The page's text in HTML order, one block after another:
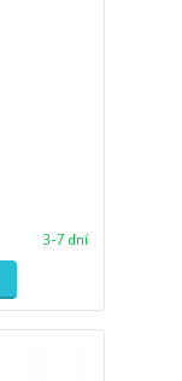
3-7 dní